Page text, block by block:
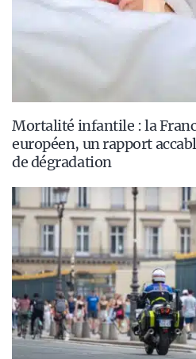
Mortalité infantile : la
européen, un rapport
de dégradation